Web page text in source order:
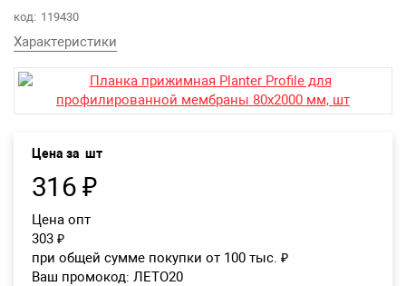
код: 119430
Характеристики
Цена за шт
316 ₽
Цена опт
303 ₽
при общей сумме покупки от 100 тыс. ₽
Ваш промокод: ЛЕТО20
Контакты
Оплата и Доставка
Возврат товара
Екатеринбург